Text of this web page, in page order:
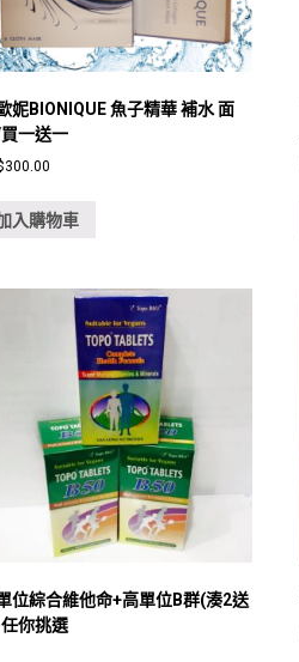
妮BIONIQUE 魚子精華 補水 面
一送一
300.00
入購物車
位綜合維他命+高單位B群(湊2送
你挑選